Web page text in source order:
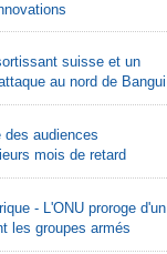
suisse et un
au nord de Bangui
des audiences
mois de retard
- L'ONU proroge d'un
les groupes armés